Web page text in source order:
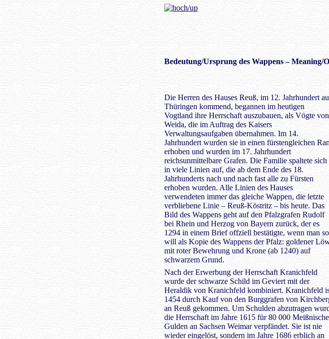
Bedeutung/Ursprung des Wappens– Meaning/
Die Herren des Hauses Reuß, im 12. Jahrhundert
Thüringen kommend, begannen im heutigen
Vogtland ihre Herrschaft auszubauen, als Vögte von
Weida, die im Auftrag des Kaisers
Verwaltungsaufgaben übernahmen. Im 14.
Jahrhundert wurden sie in einen fürstengleichen
erhoben und wurden im 17. Jahrhundert
reichsunmittelbare Grafen. Die Familie spaltete sich
in viele Linien auf, die ab dem Ende des 18.
Jahrhunderts nach und nach fast alle zu Fürsten
erhoben wurden. Alle Linien des Hauses
verwendeten immer das gleiche Wappen, die letzte
verbliebene Linie – Reuß-Köstritz – bis heute. Das
Bild des Wappens geht auf den Pfalzgrafen Rudolf
bei Rhein und Herzog von Bayern zurück, der es
1294 in einem Brief offziell bestätigte, wenn man so
will als Kopie des Wappens der Pfalz: goldener
mit roter Bewehrung und Krone (ab 1240) auf
schwarzem Grund.
Nach der Erwerbung der Herrschaft Kranichfeld
wurde der schwarze Schild im Geviert mit der
Heraldik von Kranichfeld kombiniert. Kranichfeld
1454 durch Kauf von den Burggrafen von
an Reuß gekommen. Um Schulden abzutragen
die Herrschaft im Jahre 1615 für 80 000 Meißnische
Gulden an Sachsen Weimar verpfändet. Sie ist nie
wieder eingelöst, sondern im Jahre 1686 erblich an